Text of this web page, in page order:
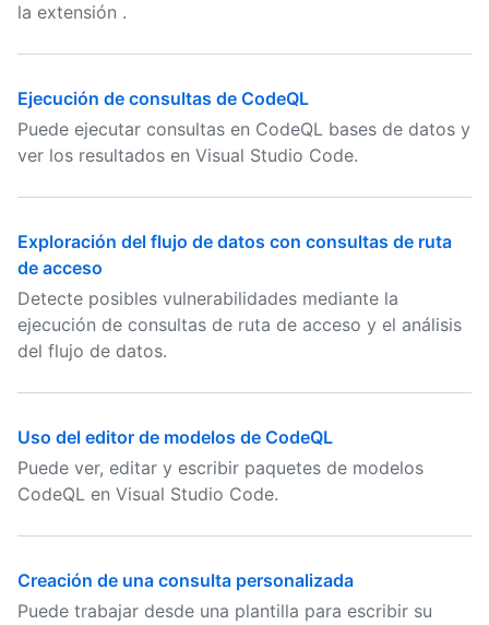
la extensión .
Ejecución de consultas de CodeQL
Puede ejecutar consultas en CodeQL bases de datos y
ver los resultados en Visual Studio Code.
Exploración del flujo de datos con consultas de ruta
de acceso
Detecte posibles vulnerabilidades mediante la
ejecución de consultas de ruta de acceso y el análisis
del flujo de datos.
Uso del editor de modelos de CodeQL
Puede ver, editar y escribir paquetes de modelos
CodeQL en Visual Studio Code.
Creación de una consulta personalizada
Puede trabajar desde una plantilla para escribir su